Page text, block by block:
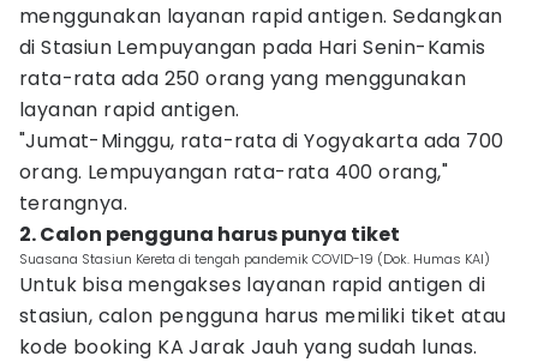
menggunakan layanan rapid antigen. Sedangkan
di Stasiun Lempuyangan pada Hari Senin-Kamis
rata-rata ada 250 orang yang menggunakan
layanan rapid antigen.
"Jumat-Minggu, rata-rata di Yogyakarta ada 700
orang. Lempuyangan rata-rata 400 orang,"
terangnya.
2. Calon pengguna harus punya tiket
Suasana Stasiun Kereta di tengah pandemik COVID-19 (Dok. Humas KAI)
Untuk bisa mengakses layanan rapid antigen di
stasiun, calon pengguna harus memiliki tiket atau
kode booking KA Jarak Jauh yang sudah lunas.